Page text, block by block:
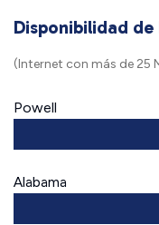
Disponibilidad de
(Internet con más de 25
Powell
Alabama